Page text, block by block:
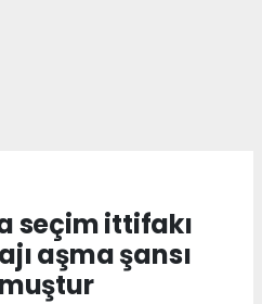
seçim ittifakı
aşma şansı